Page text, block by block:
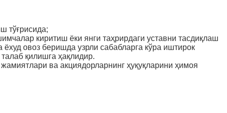
тўғрисида;
киритиш ёки янги таҳрирдаги уставни тасдиқлаш
овоз беришда узрли сабабларга кўра иштирок
қилишга ҳақлидир.
ва акциядорларнинг ҳуқуқларини ҳимоя